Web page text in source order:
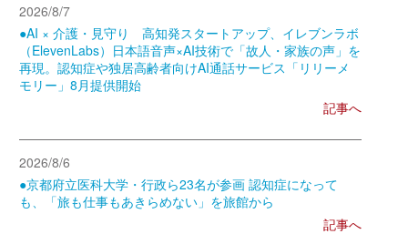
2026/8/7
●AI × 介護・見守り 高知発スタートアップ、イレブンラボ
（ElevenLabs）日本語音声×AI技術で「故人・家族の声」を
再現。認知症や独居高齢者向けAI通話サービス「リリーメ
モリー」8月提供開始
記事へ
2026/8/6
●京都府立医科大学・行政ら23名が参画 認知症になって
も、「旅も仕事もあきらめない」を旅館から
記事へ